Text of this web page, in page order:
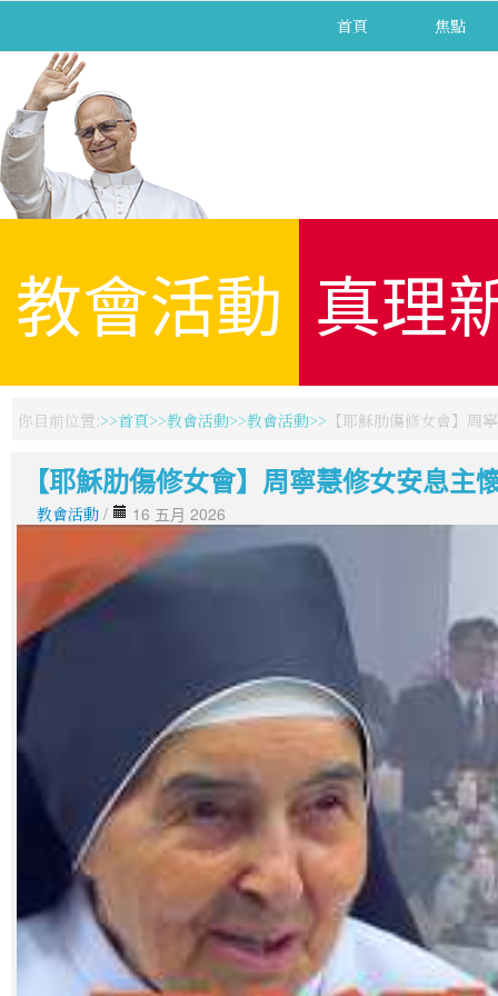
首頁 焦點
教會活動 真理
你目前位置: 首頁 教會活動 教會活動 【耶穌肋傷修女會】周
【耶穌肋傷修女會】周寧慧修女安息主
教會活動 / 16 五月 2026